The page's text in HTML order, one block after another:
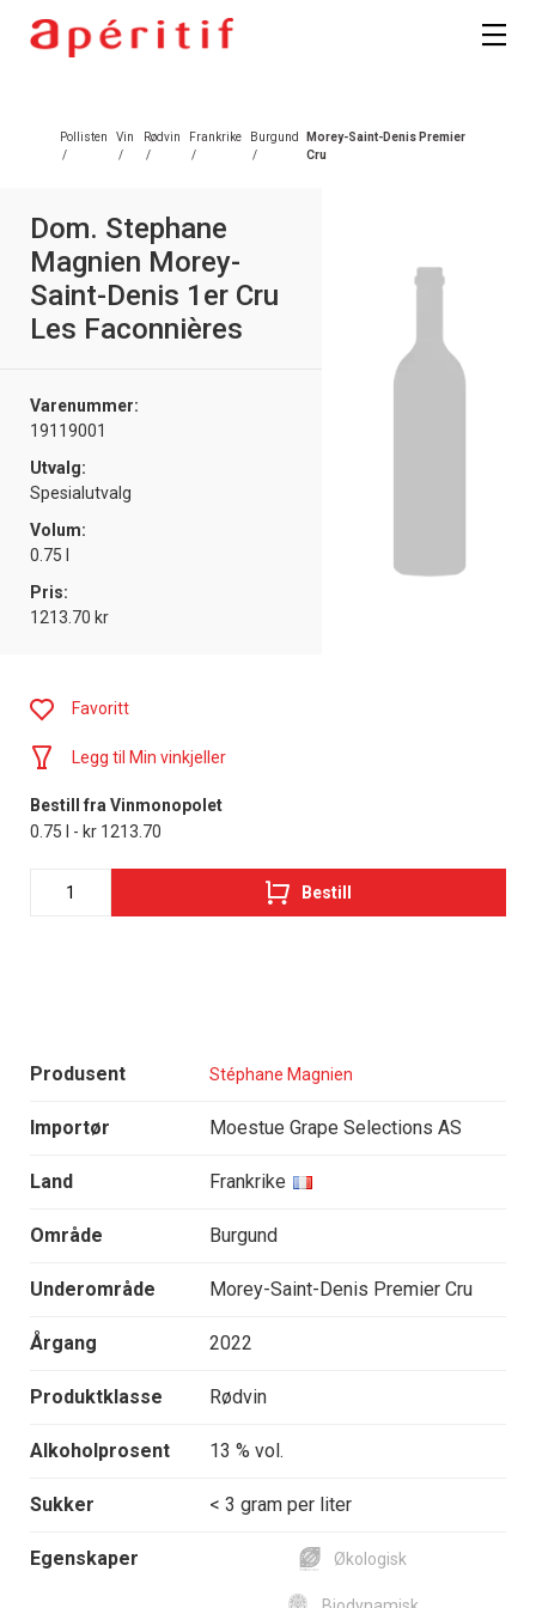
Pollisten
/
Vin
/
Rødvin
/
Frankrike
/
Burgund
/
Morey-Saint-Denis Premier
Cru
Dom. Stephane
Magnien Morey-
Saint-Denis 1er Cru
Les Faconnières
Varenummer:
19119001
Utvalg:
Spesialutvalg
Volum:
0.75 l
Pris:
1213.70 kr
Produsent Stéphane Magnien
Importør Moestue Grape Selections AS
Land Frankrike
Område Burgund
Underområde Morey-Saint-Denis Premier Cru
Årgang 2022
Produktklasse Rødvin
Alkoholprosent 13 % vol.
Sukker < 3 gram per liter
Egenskaper Økologisk
Favoritt
Legg til Min vinkjeller
Bestill fra Vinmonopolet
0.75 l - kr 1213.70
Bestill